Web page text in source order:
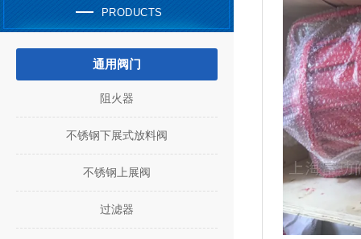
PRODUCTS
通用阀门
阻火器
不锈钢下展式放料阀
不锈钢上展阀
过滤器